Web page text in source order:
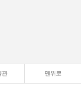
관 맨위로